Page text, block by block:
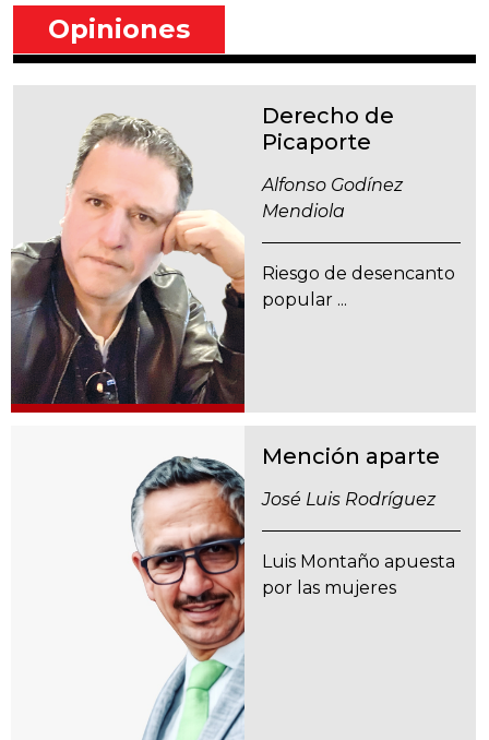
Opiniones
Derecho de
Picaporte
Alfonso Godínez
Mendiola
Riesgo de desencanto
popular ...
Mención aparte
José Luis Rodríguez
Luis Montaño apuesta
por las mujeres